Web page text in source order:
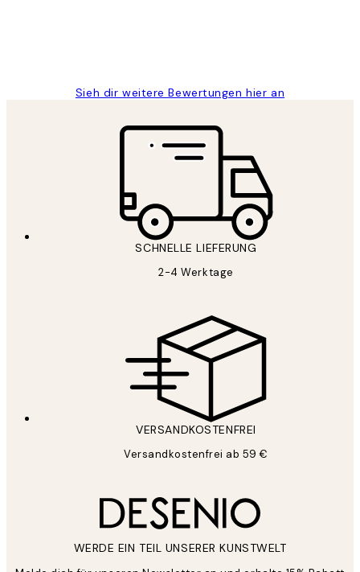
Sieh dir weitere Bewertungen hier an
SCHNELLE LIEFERUNG
2-4 Werktage
VERSANDKOSTENFREI
Versandkostenfrei ab 59 €
WERDE EIN TEIL UNSERER KUNSTWELT